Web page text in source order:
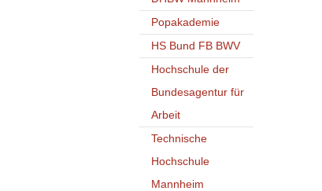
Popakademie
HS Bund FB BWV
Hochschule der
Bundesagentur für
Arbeit
Technische
Hochschule
Mannheim